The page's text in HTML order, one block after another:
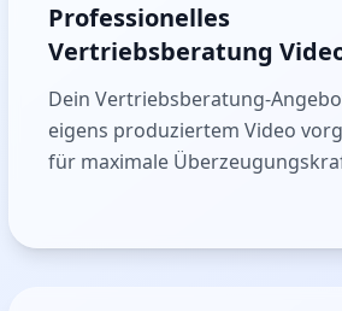
Professionelles
Vertriebsberatung
Dein Vertriebsberatung-
eigens produziertem Video
für maximale